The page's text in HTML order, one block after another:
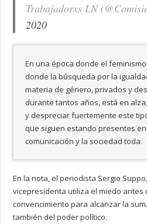
Trabajadorxs LN
2020
En una época donde el
donde la búsqueda por la
materia de género, privados y
durante tantos años, está en
y despreciar fuertemente este
que siguen estando presentes
comunicación y la sociedad toda.
En la nota, el periodista Sergio
vicepresidenta utiliza el miedo antes
convencimiento para alcanzar la
también del poder político.